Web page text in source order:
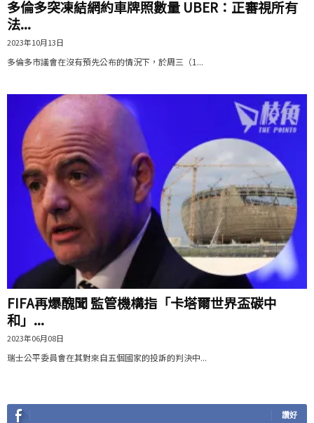
多倫多突凍結網約車牌照數量 UBER：正審視所有
法...
2023年10月13日
多倫多市議會在沒有預先公布的情況下，於周三（1...
FIFA再爆醜聞 監管機構指「卡塔爾世界盃碳中
和」...
2023年06月08日
瑞士公平委員會在其對來自五個國家的投訴的判決中...
讚好